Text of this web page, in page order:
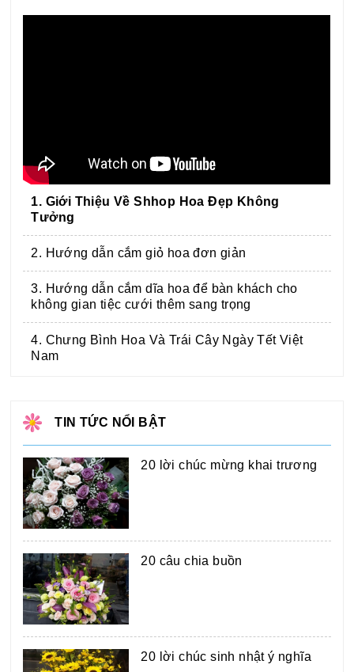
1. Giới Thiệu Về Shhop Hoa Đẹp Không
Tưởng
2. Hướng dẫn cắm giỏ hoa đơn giản
3. Hướng dẫn cắm dĩa hoa để bàn khách cho
không gian tiệc cưới thêm sang trọng
4. Chưng Bình Hoa Và Trái Cây Ngày Tết Việt
Nam
TIN TỨC NỔI BẬT
20 lời chúc mừng khai trương
20 câu chia buồn
20 lời chúc sinh nhật ý nghĩa